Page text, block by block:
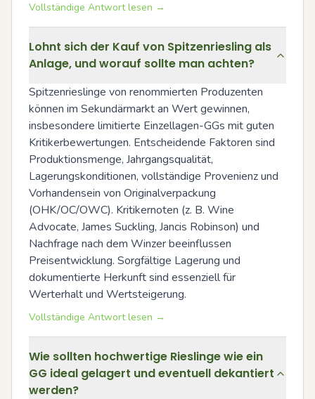
Vollständige Antwort lesen →
Lohnt sich der Kauf von Spitzenriesling als
Anlage, und worauf sollte man achten?
Spitzenrieslinge von renommierten Produzenten
können im Sekundärmarkt an Wert gewinnen,
insbesondere limitierte Einzellagen-GGs mit guten
Kritikerbewertungen. Entscheidende Faktoren sind
Produktionsmenge, Jahrgangsqualität,
Lagerungskonditionen, vollständige Provenienz und
Vorhandensein von Originalverpackung
(OHK/OC/OWC). Kritikernoten (z. B. Wine
Advocate, James Suckling, Jancis Robinson) und
Nachfrage nach dem Winzer beeinflussen
Preisentwicklung. Sorgfältige Lagerung und
dokumentierte Herkunft sind essenziell für
Werterhalt und Wertsteigerung.
Vollständige Antwort lesen →
Wie sollten hochwertige Rieslinge wie ein
GG ideal gelagert und eventuell dekantiert
werden?